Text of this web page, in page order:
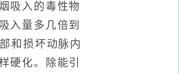
入的毒性物
入量多几倍到
和损坏动脉内
硬化。除能引